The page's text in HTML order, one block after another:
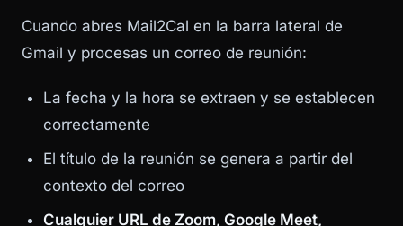
Cuando abres Mail2Cal en la barra lateral de
Gmail y procesas un correo de reunión:
La fecha y la hora se extraen y se establecen
correctamente
El título de la reunión se genera a partir del
contexto del correo
Cualquier URL de Zoom, Google Meet,